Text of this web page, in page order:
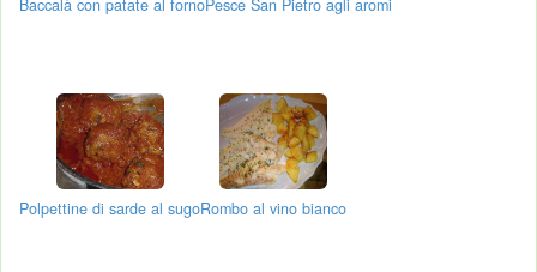
Polpettine di sarde al sugoRombo al vino bianco